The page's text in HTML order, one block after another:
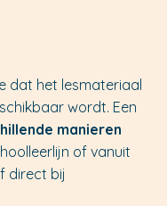
dat het lesmateriaal
wordt. Een
manieren
of vanuit
direct bij